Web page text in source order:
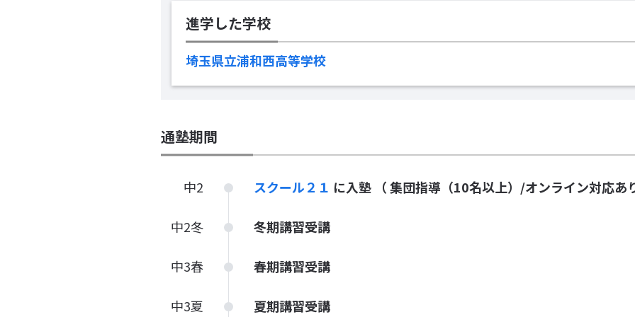
進学した学校
埼玉県立浦和西高等学校
通塾期間
中2 スクール２１ に入塾 （ 集団指導（10名以上）/オンライン対応あ
中2冬 冬期講習受講
中3春 春期講習受講
中3夏 夏期講習受講